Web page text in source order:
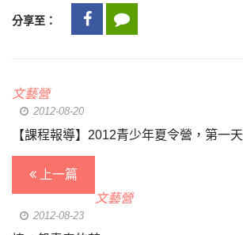
分享至：
文藝營
2012-08-20
【課程報導】2012青少年夏令營，第一天
上一篇
文藝營
2012-08-23